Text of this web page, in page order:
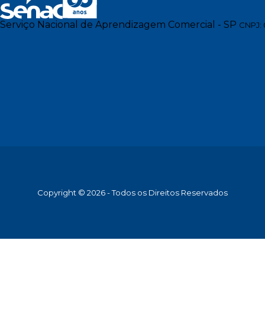
Serviço Nacional de Aprendizagem Comercial - SP
Copyright © 2026 - Todos os Direitos Reservados